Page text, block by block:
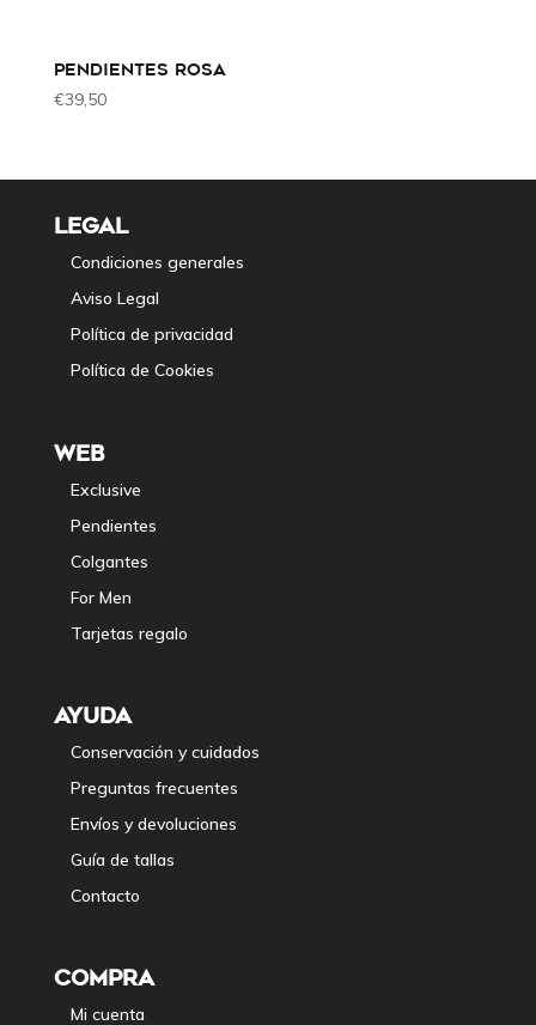
PENDIENTES ROSA
€39,50
LEGAL
Condiciones generales
Aviso Legal
Política de privacidad
Política de Cookies
WEB
Exclusive
Pendientes
Colgantes
For Men
Tarjetas regalo
AYUDA
Conservación y cuidados
Preguntas frecuentes
Envíos y devoluciones
Guía de tallas
Contacto
COMPRA
Mi cuenta